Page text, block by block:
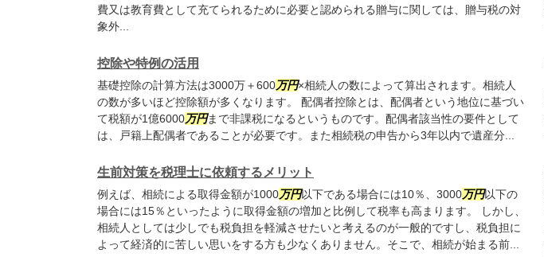
費又は教育費として充てられるために必要と認められる贈与に関しては、贈与税の対
象外...
控除や特例の活用
基礎控除の計算方法は3000万＋600万円×相続人の数によって算出されます。相続人
の数が多いほど控除額が多くなります。 配偶者控除とは、配偶者という地位に基づい
て税額が1億6000万円まで非課税になるというものです。配偶者該当性の要件として
は、戸籍上配偶者であることが必要です。また相続税の申告から3年以内で遺産分...
生前対策を税理士に依頼するメリット
例えば、相続による取得金額が1000万円以下である場合には10％、3000万円以下の
場合には15％といったように取得金額の増加と比例して税率も高まります。 しかし、
相続人としては少しでも税負担を軽減させたいと考えるのが一般的ですし、税負担に
よって経済的に苦しい思いをする方も少なくありません。そこで、相続が始まる前...